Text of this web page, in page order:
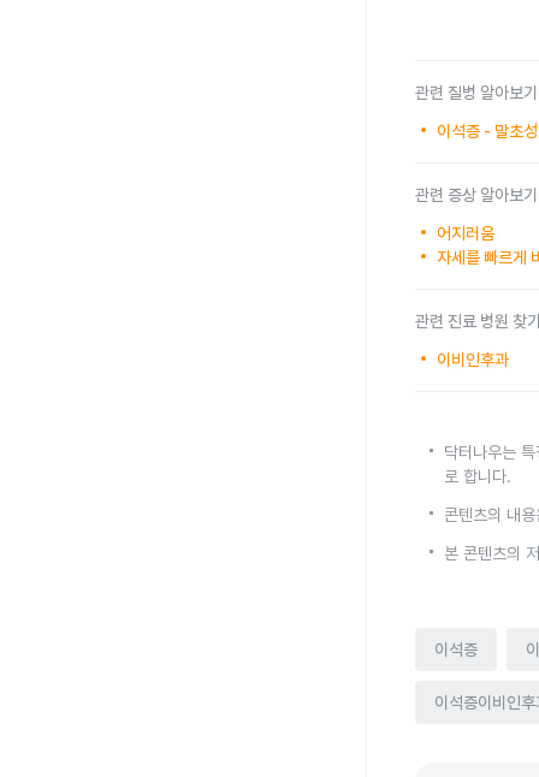
관련 질병 알아보기
이석증 - 말초
관련 증상 알아보기
어지러움
자세를 빠르게
관련 진료 병원 찾
이비인후과
닥터나우는
로 합니다.
콘텐츠의 내
본 콘텐츠의
이석증
이석증이비인후